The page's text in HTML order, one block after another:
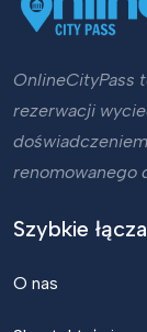
OnlineCityPass
rezerwacji
renomowanego
Szybkie łącza
O nas